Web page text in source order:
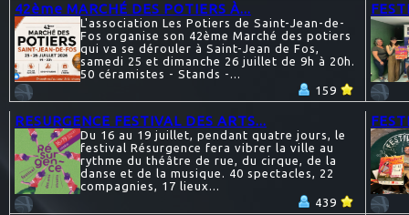
42ème MARCHÉ DES POTIERS À...
L'association Les Potiers de Saint-Jean-de-
Fos organise son 42ème Marché des potiers
qui va se dérouler à Saint-Jean de Fos,
samedi 25 et dimanche 26 juillet de 9h à 20h.
50 céramistes - Stands -...
159
RESURGENCE FESTIVAL DES ARTS...
Du 16 au 19 juillet, pendant quatre jours, le
festival Résurgence fera vibrer la ville au
rythme du théâtre de rue, du cirque, de la
danse et de la musique. 40 spectacles, 22
compagnies, 17 lieux...
439